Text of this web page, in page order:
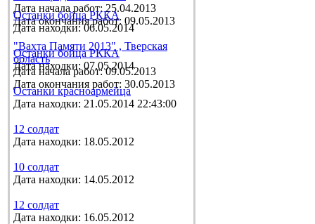
Дата начала работ: 25.04.2013
Дата окончания работ: 09.05.2013
"Вахта Памяти 2013" , Тверская
область
Дата начала работ: 09.05.2013
Дата окончания работ: 30.05.2013
Останки бойца РККА
Дата находки: 06.05.2014
Останки бойца РККА
Дата находки: 07.05.2014
Останки красноармейца
Дата находки: 21.05.2014 22:43:00
12 солдат
Дата находки: 18.05.2012
10 солдат
Дата находки: 14.05.2012
12 солдат
Дата находки: 16.05.2012